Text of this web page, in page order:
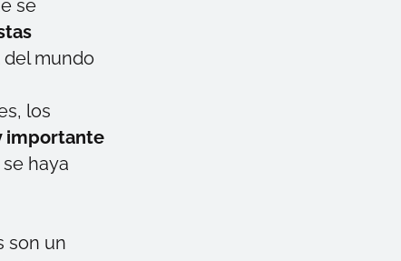
se
del mundo
los
importante
haya
son un